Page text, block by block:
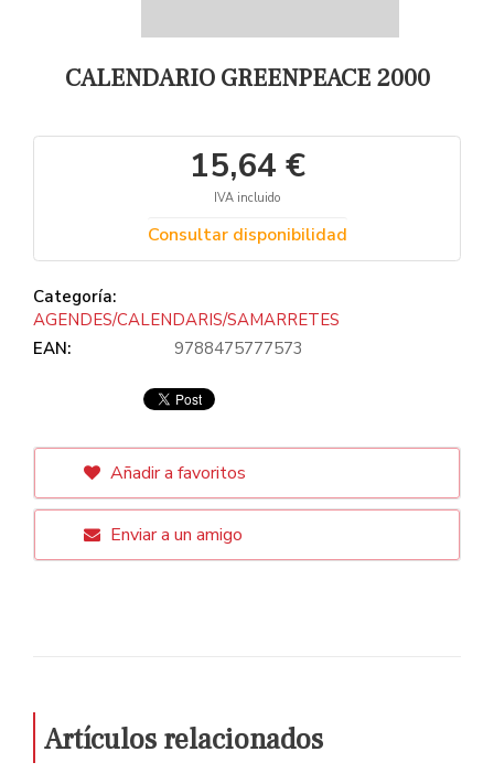
CALENDARIO GREENPEACE 2000
15,64 €
IVA incluido
Consultar disponibilidad
Categoría:
AGENDES/CALENDARIS/SAMARRETES
EAN:
9788475777573
Añadir a favoritos
Enviar a un amigo
Artículos relacionados